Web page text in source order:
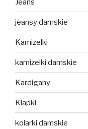
Jeans
jeansy damskie
Kamizelki
kamizelki damskie
Kardigany
Klapki
kolarki damskie